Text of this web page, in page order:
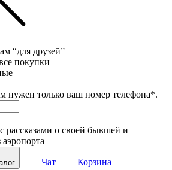
“для друзей”
покупки
нужен только ваш номер телефона*.
рассказами о своей бывшей и
Чат Корзина